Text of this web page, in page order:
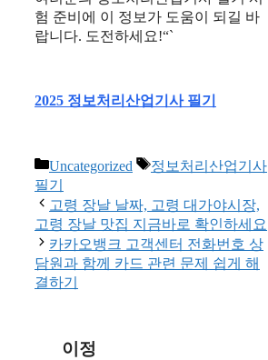
험 준비에 이 정보가 도움이 되길 바
랍니다. 도전하세요!“`
2025 정보처리산업기사 필기
Categories
Uncategorized Tags
정보처리산업기사
필기
고령 장날 날짜, 고령 대가야시장,
고령 장날 맛집 지금바로 확인하세요
카카오뱅크 고객센터 전화번호 상
담원과 함께 카드 관련 문제 쉽게 해
결하기
이정